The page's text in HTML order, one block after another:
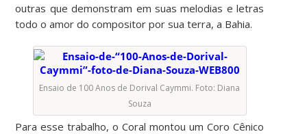
outras que demonstram em suas melodias e letras
todo o amor do compositor por sua terra, a Bahia.
Ensaio de 100 Anos de Dorival Caymmi. Foto: Diana
Souza
Para esse trabalho, o Coral montou um Coro Cênico